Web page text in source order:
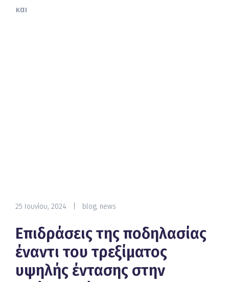
και
25 Ιουνίου, 2024 blog, news
Επιδράσεις της ποδηλασίας
έναντι του τρεξίματος
υψηλής έντασης στην